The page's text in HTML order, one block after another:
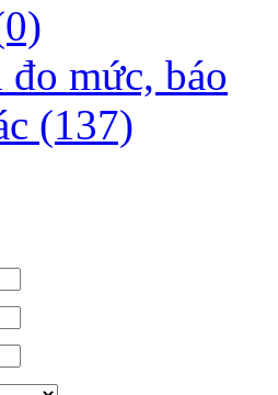
đo mức, báo
(137)